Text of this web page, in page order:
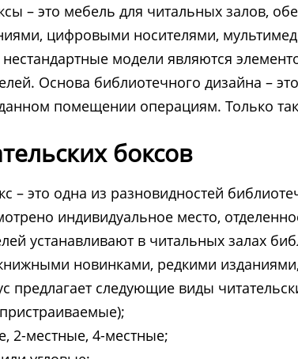
– это мебель для читальных залов,
цифровыми носителями,
модели являются
Основа библиотечного дизайна –
помещении операциям. Только
боксов
– это одна из разновидностей
индивидуальное место,
устанавливают в читальных залах
новинками, редкими
предлагает следующие виды
2-местные, 4-местные;